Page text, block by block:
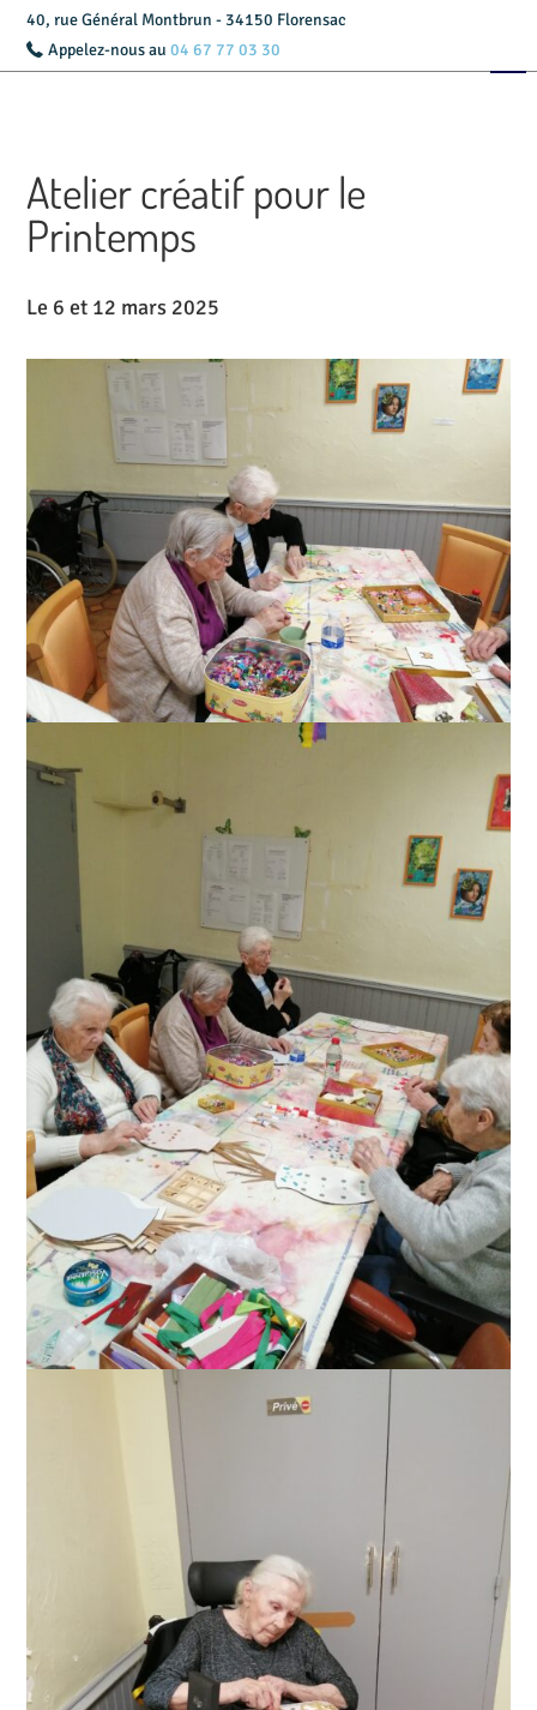
40, rue Général Montbrun - 34150 Florensac
Appelez-nous au 04 67 77 03 30
Accueil
Livret d’accueil
Services
Tarifs
Actualités
Contact
Atelier créatif pour le
Printemps
Le 6 et 12 mars 2025